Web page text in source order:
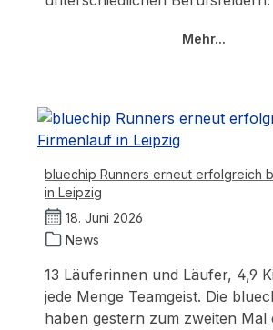
Mehr...
bluechip Runners erneut erfolgreich
in Leipzig
18. Juni 2026
News
13 Läuferinnen und Läufer, 4,9
jede Menge Teamgeist. Die
haben gestern zum zweiten Mal